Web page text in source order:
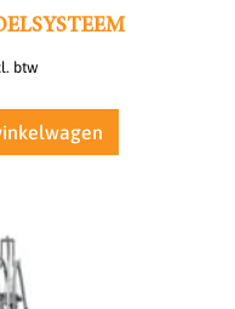
btw